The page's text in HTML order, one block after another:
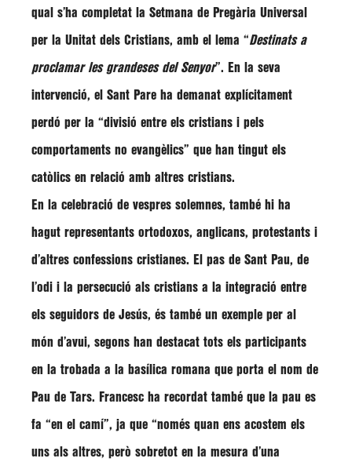
qual s’ha completat la Setmana de Pregària Universal
per la Unitat dels Cristians, amb el lema “Destinats a
proclamar les grandeses del Senyor”. En la seva
intervenció, el Sant Pare ha demanat explícitament
perdó per la “divisió entre els cristians i pels
comportaments no evangèlics” que han tingut els
catòlics en relació amb altres cristians.
En la celebració de vespres solemnes, també hi ha
hagut representants ortodoxos, anglicans, protestants i
d’altres confessions cristianes. El pas de Sant Pau, de
l’odi i la persecució als cristians a la integració entre
els seguidors de Jesús, és també un exemple per al
món d’avui, segons han destacat tots els participants
en la trobada a la basílica romana que porta el nom de
Pau de Tars. Francesc ha recordat també que la pau es
fa “en el camí”, ja que “només quan ens acostem els
uns als altres, però sobretot en la mesura d’una